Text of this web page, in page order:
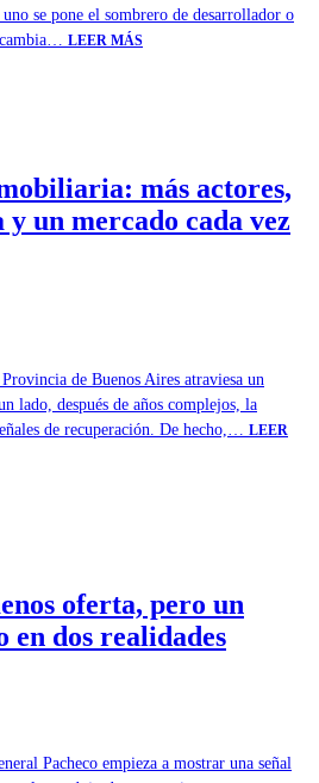
se pone el sombrero de desarrollador o
LEER MÁS
más actores,
y un mercado cada vez
de Buenos Aires atraviesa un
lado, después de años complejos, la
de recuperación. De hecho,… LEER
oferta, pero un
dos realidades
Pacheco empieza a mostrar una señal